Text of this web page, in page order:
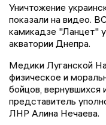
Уничтожение
показали на видео.
камикадзе "Ланцет"
акватории Днепра.
Медики Луганской
физическое и
бойцов, вернувшихся
представитель
ЛНР Алина Нечаева.